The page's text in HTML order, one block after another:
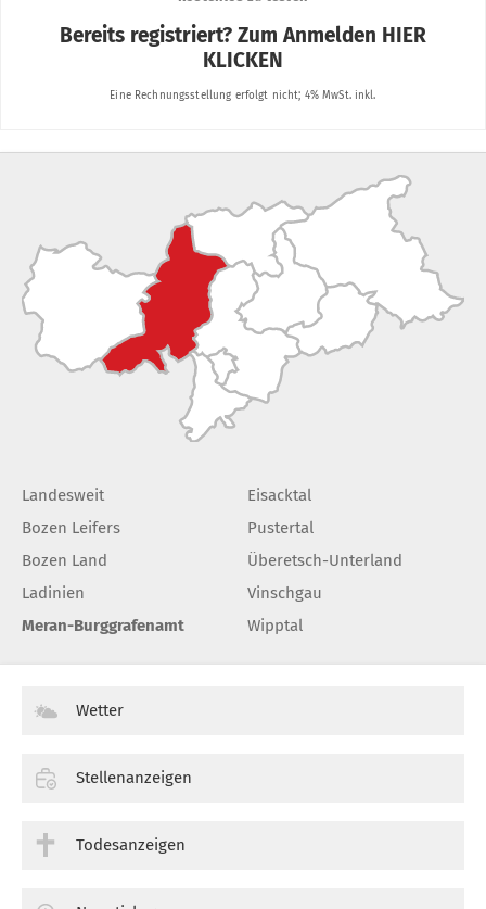
Landesweit
Bozen Leifers
Bozen Land
Ladinien
Meran-Burggrafenamt
Eisacktal
Pustertal
Überetsch-Unterland
Vinschgau
Wipptal
Wetter
Stellenanzeigen
Todesanzeigen